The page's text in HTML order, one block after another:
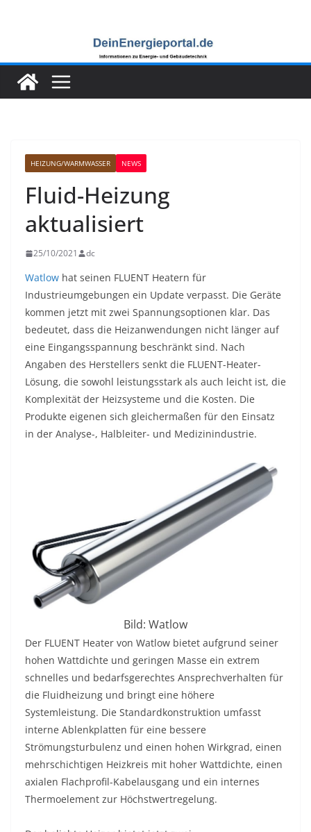
HEIZUNG/WARMWASSER NEWS
Fluid-Heizung
aktualisiert
25/10/2021 dc
Watlow hat seinen FLUENT Heatern für
Industrieumgebungen ein Update verpasst. Die Geräte
kommen jetzt mit zwei Spannungsoptionen klar. Das
bedeutet, dass die Heizanwendungen nicht länger auf
eine Eingangsspannung beschränkt sind. Nach
Angaben des Herstellers senkt die FLUENT-Heater-
Lösung, die sowohl leistungsstark als auch leicht ist, die
Komplexität der Heizsysteme und die Kosten. Die
Produkte eigenen sich gleichermaßen für den Einsatz
in der Analyse-, Halbleiter- und Medizinindustrie.
Bild: Watlow
Der FLUENT Heater von Watlow bietet aufgrund seiner
hohen Wattdichte und geringen Masse ein extrem
schnelles und bedarfsgerechtes Ansprechverhalten für
die Fluidheizung und bringt eine höhere
Systemleistung. Die Standardkonstruktion umfasst
interne Ablenkplatten für eine bessere
Strömungsturbulenz und einen hohen Wirkgrad, einen
mehrschichtigen Heizkreis mit hoher Wattdichte, einen
axialen Flachprofil-Kabelausgang und ein internes
Thermoelement zur Höchstwertregelung.